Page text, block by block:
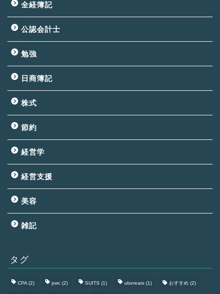
全経簿記
公認会計士
勉強
日商簿記
株式
節約
経営学
経営支援
美容
雑記
タグ
CPA(2) pwc (2) SUITS (1) ubereats (1) おすすめ (2)